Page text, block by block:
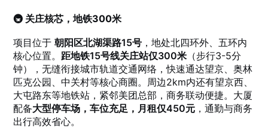
🚇 关庄核芯，地铁300米
项目位于朝阳区北湖渠路15号 ，地处北四环外、五环内
核心位置。 距地铁15号线关庄站仅300米 （步行3-5分
钟），无缝衔接城市轨道交通网络，快速通达望京、奥林
匹克公园、中关村等核心商圈。周边2km内还有望京西、
大屯路东等地铁站，紧邻美团总部，商务联动便捷。大厦
配备大型停车场，车位充足，月租仅450元 ，通勤与商务
出行高效省心。